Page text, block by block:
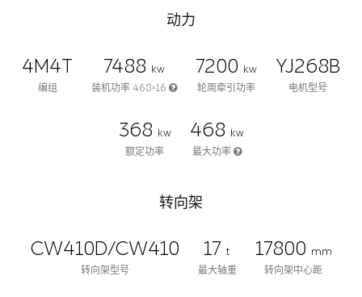
动力
4M4T
编组
7488
kw
装机功率 468×16
7200
kw
轮周牵引功率
YJ268B
电机型号
368
kw
额定功率
468
kw
最大功率
转向架
CW410D/CW410
转向架型号
17 t
最大轴重
17800 mm
转向架中心距